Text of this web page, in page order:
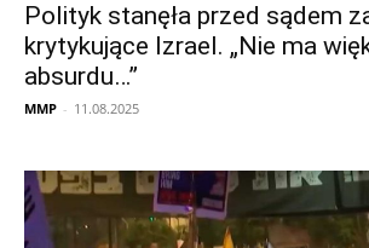
Polityk stanęła przed sądem
krytykujące Izrael. „Nie ma
absurdu…”
MMP - 11.08.2025